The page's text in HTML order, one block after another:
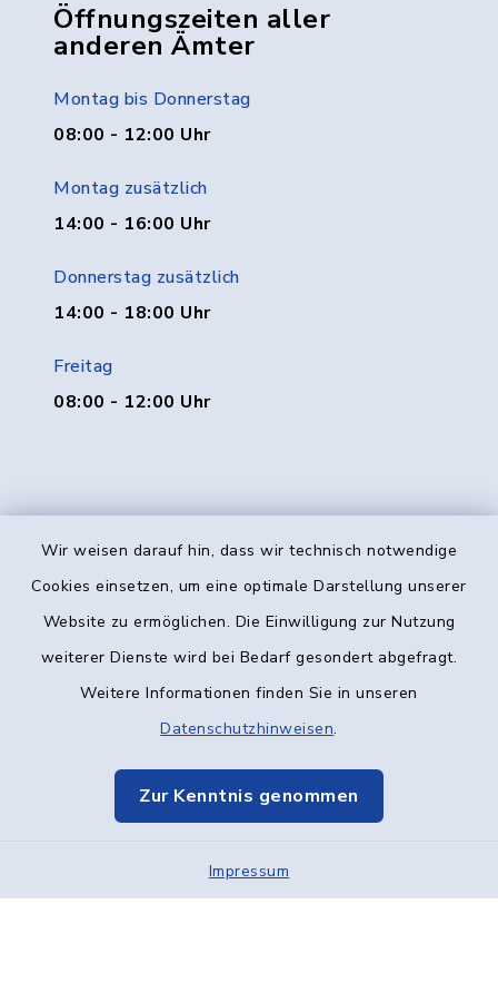
Wir weisen darauf hin, dass wir technisch notwendige
Cookies einsetzen, um eine optimale Darstellung unserer
Website zu ermöglichen. Die Einwilligung zur Nutzung
weiterer Dienste wird bei Bedarf gesondert abgefragt.
Weitere Informationen finden Sie in unseren
Datenschutzhinweisen.
Zur Kenntnis genommen
Impressum
Öffnungszeiten aller
anderen Ämter
Montag bis Donnerstag
08:00 - 12:00 Uhr
Montag zusätzlich
14:00 - 16:00 Uhr
Donnerstag zusätzlich
14:00 - 18:00 Uhr
Freitag
08:00 - 12:00 Uhr
Kontakt
Datenschutz
Elektronische Kommunikation
Sitemap